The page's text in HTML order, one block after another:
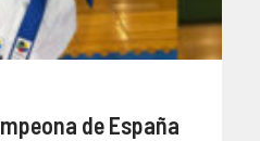
de España